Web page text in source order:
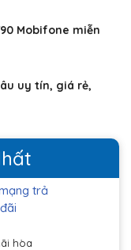
Mobifone miễn
uy tín, giá rẻ,
trả
hòa